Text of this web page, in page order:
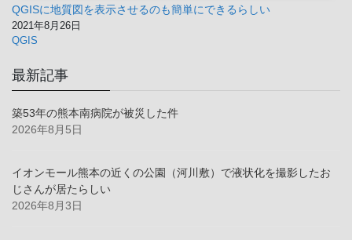
QGISに地質図を表示させるのも簡単にできるらしい
2021年8月26日
QGIS
最新記事
築53年の熊本南病院が被災した件
2026年8月5日
イオンモール熊本の近くの公園（河川敷）で液状化を撮影したお
じさんが居たらしい
2026年8月3日